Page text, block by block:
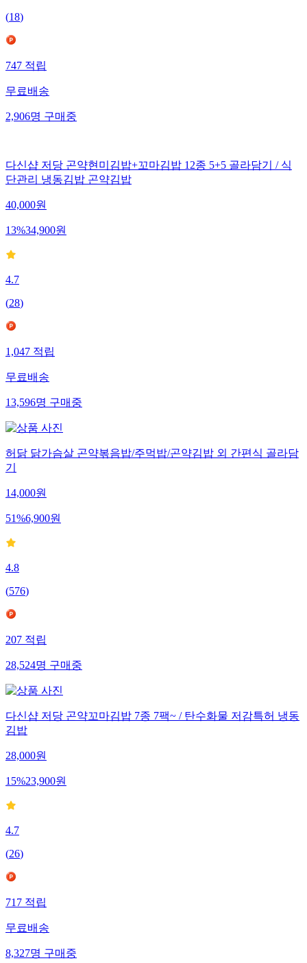
(18)
747적립
무료배송
2,906명구매중
다신샵 저당 곤약현미김밥+꼬마김밥 12종 5+5 골라담기 / 식
단관리 냉동김밥 곤약김밥
40,000원
13%34,900원
4.7
(28)
1,047적립
무료배송
13,596명구매중
허닭 닭가슴살 곤약볶음밥/주먹밥/곤약김밥 외 간편식 골라담
기
14,000원
51%6,900원
4.8
(576)
207적립
28,524명구매중
다신샵 저당 곤약꼬마김밥 7종 7팩~ / 탄수화물 저감특허 냉동
김밥
28,000원
15%23,900원
4.7
(26)
717적립
무료배송
8,327명구매중